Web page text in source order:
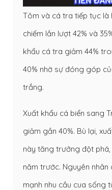
Tôm và cá tra tiếp tục là
chiếm lần lượt 42% và
khẩu cá tra giảm 44%
40% nhờ sự đóng góp
trắng.
Xuất khẩu cá biển sang
giảm gần 40%. Bù lại,
này tăng trưởng đột
năm trước. Nguyên
mạnh nhu cầu cua sống